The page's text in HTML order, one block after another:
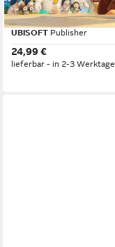
Nintendo Switch
ab 6 Jahren
USK-Freigabe
UBISOFT Publisher
24,99 €
lieferbar - in 2-3